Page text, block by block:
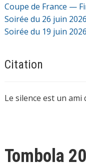
Coupe de France —
Soirée du 26 juin 2026
Soirée du 19 juin 2026
Citation
Le silence est un
Tombola